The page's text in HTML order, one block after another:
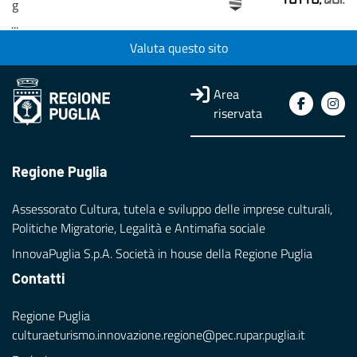
g
...
Valuta questo sito
Area
riservata
Regione Puglia
Assessorato Cultura, tutela e sviluppo delle imprese culturali,
Politiche Migratorie, Legalità e Antimafia sociale
InnovaPuglia S.p.A. Società in house della Regione Puglia
Contatti
Regione Puglia
culturaeturismo.innovazione.regione@pec.rupar.puglia.it